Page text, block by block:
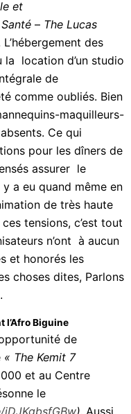
«Maison de la
et
–The Lucas
des
la location d’un
intégrale de
comme oubliés.
mannequins-
été aussi absents.
pour les
censés
Mais il y a eu
programme
fait, s’il y a eu
parce que
de
Parlons de ce que
l’Afro Biguine
de
« The Kemit 7